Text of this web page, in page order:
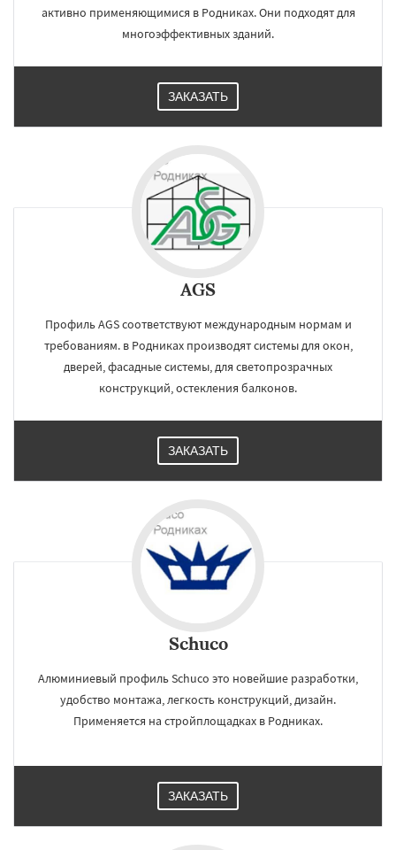
активно применяющимися в Родниках. Они подходят для
многоэффективных зданий.
ЗАКАЗАТЬ
AGS
Профиль AGS соответствуют международным нормам и
требованиям. в Родниках производят системы для окон,
дверей, фасадные системы, для светопрозрачных
конструкций, остекления балконов.
ЗАКАЗАТЬ
Schuco
Алюминиевый профиль Schuco это новейшие разработки,
удобство монтажа, легкость конструкций, дизайн.
Применяется на стройплощадках в Родниках.
ЗАКАЗАТЬ